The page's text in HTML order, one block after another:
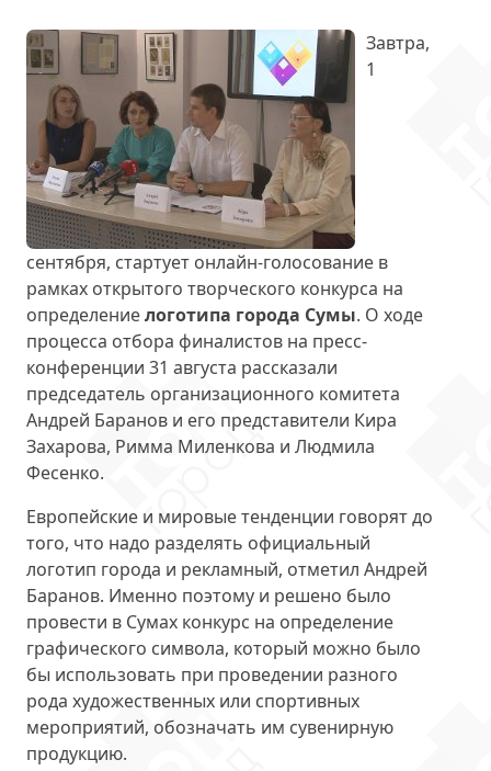
Завтра,
1
сентября, стартует онлайн-голосование в
рамках открытого творческого конкурса на
определениелоготипа города Сумы. О ходе
процесса отбора финалистов на пресс-
конференции 31 августа рассказали
председатель организационного комитета
Андрей Баранов и его представители Кира
Захарова, Римма Миленкова и Людмила
Фесенко.
Европейские и мировые тенденции говорят до
того, что надо разделять официальный
логотип города и рекламный, отметил Андрей
Баранов. Именно поэтому и решено было
провести в Сумах конкурс на определение
графического символа, который можно было
бы использовать при проведении разного
рода художественных или спортивных
мероприятий, обозначать им сувенирную
продукцию.